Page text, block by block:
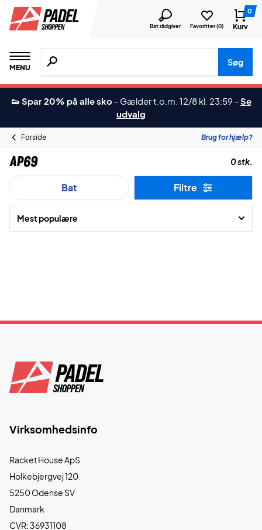
Bat rådgiver Favoritter (0)
0
Kurv
MENU
Søg efter produkter, mærker etc.
Søg
👟 Spar 20% på alle sko - Gælder t.o.m. 12/8 kl. 23:59 -Se
udvalg
Forside Brug for hjælp?
AP69 0 stk.
Bat Filtre
Mest populære
Virksomhedsinfo
Racket House ApS
Holkebjergvej 120
5250 Odense SV
Danmark
CVR: 36931108